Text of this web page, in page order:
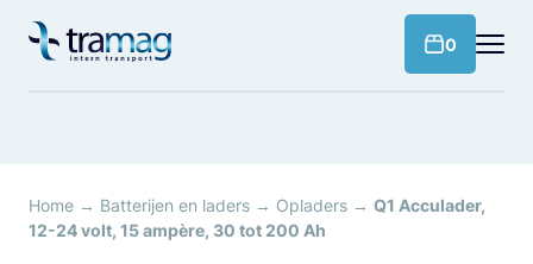
naar
0
Home → Batterijen en laders → Opladers → Q1 Acculader,
12-24 volt, 15 ampère, 30 tot 200 Ah